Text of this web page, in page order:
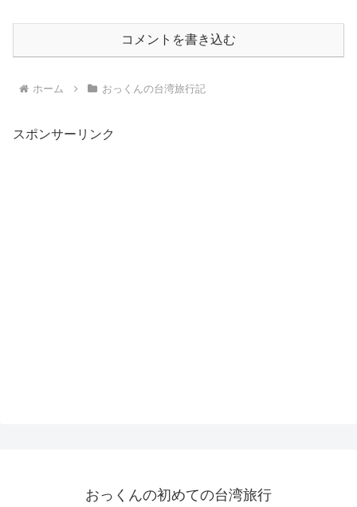
コメントを書き込む
ホーム おっくんの台湾旅行記
スポンサーリンク
おっくんの初めての台湾旅行